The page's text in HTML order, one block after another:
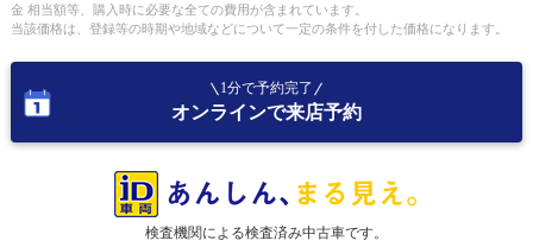
金 相当額等、購入時に必要な全ての費用が含まれています。
当該価格は、登録等の時期や地域などについて一定の条件を付した価格になります。
1分で予約完了
オンラインで来店予約
検査機関による検査済み中古車です。